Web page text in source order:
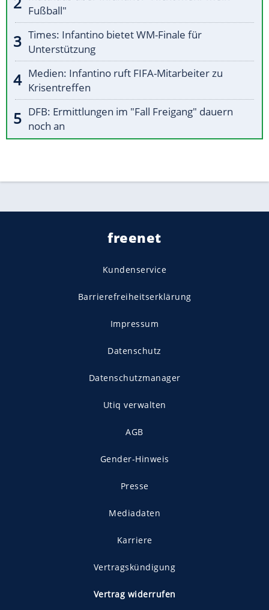
Fußball"
Times: Infantino bietet WM-Finale für
Unterstützung
Medien: Infantino ruft FIFA-Mitarbeiter zu
Krisentreffen
DFB: Ermittlungen im "Fall Freigang" dauern
noch an
freenet
Kundenservice
Barrierefreiheitserklärung
Impressum
Datenschutz
Datenschutzmanager
Utiq verwalten
AGB
Gender-Hinweis
Presse
Mediadaten
Karriere
Vertragskündigung
Vertrag widerrufen